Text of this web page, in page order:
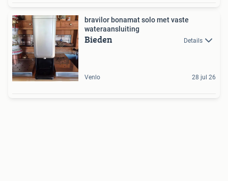
bravilor bonamat solo met vaste
wateraansluiting
Bieden Details
Venlo 28 jul 26